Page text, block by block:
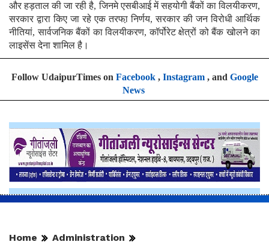
और हड़ताल की जा रही है, जिनमे एसबीआई में सहयोगी बैंकों का विलयीकरण,
सरकार द्वारा किए जा रहे एक तरफा़ निर्णय, सरकार की जन विरोधी आर्थिक
नीतियां, सार्वजनिक बैंकों का विलयीकरण, कॉर्पोरेट क्षेत्रों को बैंक खोलने का
लाइसेंस देना शामिल है।
Follow UdaipurTimes on Facebook, Instagram, and Google
News
Home Administration